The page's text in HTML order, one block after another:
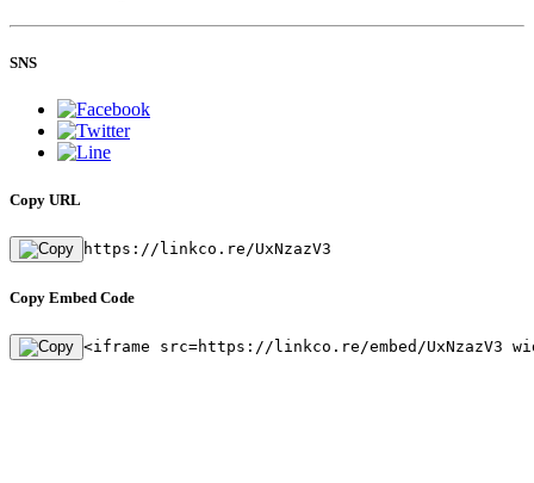
SNS
Copy URL
https://linkco.re/UxNzazV3
Copy Embed Code
<iframe src=https://linkco.re/embed/UxNzazV3